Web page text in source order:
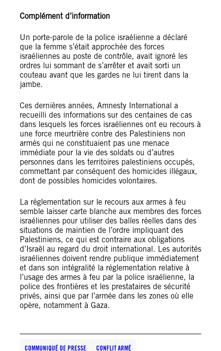
Complément d’information
Un porte-parole de la police israélienne a déclaré
que la femme s’était approchée des forces
israéliennes au poste de contrôle, avait ignoré les
ordres lui sommant de s’arrêter et avait sorti un
couteau avant que les gardes ne lui tirent dans la
jambe.
Ces dernières années, Amnesty International a
recueilli des informations sur des centaines de cas
dans lesquels les forces israéliennes ont eu recours à
une force meurtrière contre des Palestiniens non
armés qui ne constituaient pas une menace
immédiate pour la vie des soldats ou d’autres
personnes dans les territoires palestiniens occupés,
commettant par conséquent des homicides illégaux,
dont de possibles homicides volontaires.
La réglementation sur le recours aux armes à feu
semble laisser carte blanche aux membres des forces
israéliennes pour utiliser des balles réelles dans des
situations de maintien de l’ordre impliquant des
Palestiniens, ce qui est contraire aux obligations
d’Israël au regard du droit international. Les autorités
israéliennes doivent rendre publique immédiatement
et dans son intégralité la réglementation relative à
l’usage des armes à feu par la police israélienne, la
police des frontières et les prestataires de sécurité
privés, ainsi que par l’armée dans les zones où elle
opère, notamment à Gaza.
COMMUNIQUÉ DE PRESSE CONFLIT ARMÉ